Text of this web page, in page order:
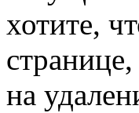
хотите,
на